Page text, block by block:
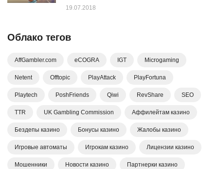
19.07.2018
Облако тегов
AffGambler.com eCOGRA IGT Microgaming
Netent Offtopic PlayAttack PlayFortuna
Playtech PoshFriends Qiwi RevShare SEO
TTR UK Gambling Commission Аффилейтам казино
Бездепы казино Бонусы казино Жалобы казино
Игровые автоматы Игрокам казино Лицензии казино
Мошенники Новости казино Партнерки казино